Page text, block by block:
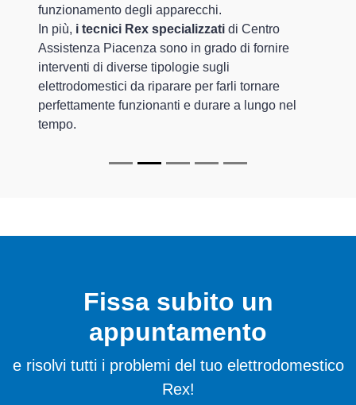
funzionamento degli apparecchi.
In più, i tecnici Rex specializzati di Centro
Assistenza Piacenza sono in grado di fornire
interventi di diverse tipologie sugli
elettrodomestici da riparare per farli tornare
perfettamente funzionanti e durare a lungo nel
tempo.
Fissa subito un
appuntamento
e risolvi tutti i problemi del tuo elettrodomestico
Rex!